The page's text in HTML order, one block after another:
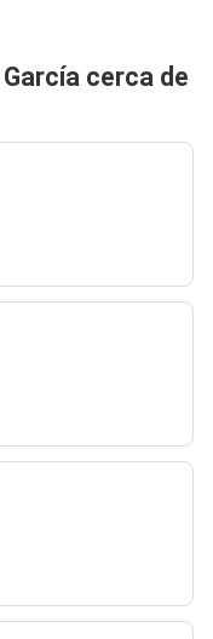
cerca de